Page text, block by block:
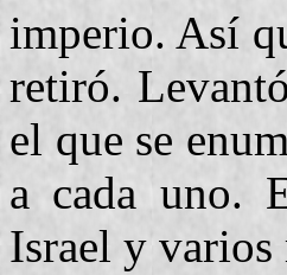
imperio. Así
retiró.
el que se
a cada uno.
Israel y varios